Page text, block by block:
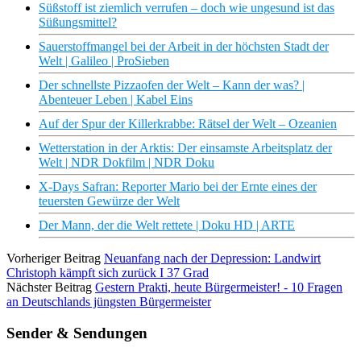
Süßstoff ist ziemlich verrufen – doch wie ungesund ist das
Süßungsmittel?
Sauerstoffmangel bei der Arbeit in der höchsten Stadt der
Welt | Galileo | ProSieben
Der schnellste Pizzaofen der Welt – Kann der was? |
Abenteuer Leben | Kabel Eins
Auf der Spur der Killerkrabbe: Rätsel der Welt – Ozeanien
Wetterstation in der Arktis: Der einsamste Arbeitsplatz der
Welt | NDR Dokfilm | NDR Doku
X-Days Safran: Reporter Mario bei der Ernte eines der
teuersten Gewürze der Welt
Der Mann, der die Welt rettete | Doku HD | ARTE
Vorheriger Beitrag Neuanfang nach der Depression: Landwirt
Christoph kämpft sich zurück I 37 Grad
Nächster Beitrag Gestern Prakti, heute Bürgermeister! - 10 Fragen
an Deutschlands jüngsten Bürgermeister
Sender & Sendungen